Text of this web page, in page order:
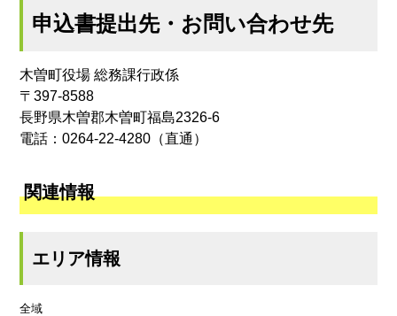
申込書提出先・お問い合わせ先
木曽町役場 総務課行政係
〒397-8588
長野県木曽郡木曽町福島2326-6
電話：0264-22-4280（直通）
関連情報
エリア情報
全域